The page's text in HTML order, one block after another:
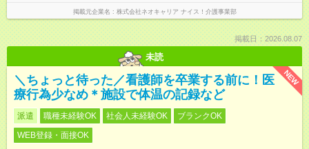
掲載元企業名 株式会社ネオキャリア ナイス！介護事業部
掲載日：2026.08.07
未読
NEW
＼ちょっと待った／看護師を卒業する前に！医
療行為少なめ＊施設で体温の記録など
派遣 職種未経験OK 社会人未経験OK
ブランクOK
WEB登録・面接OK